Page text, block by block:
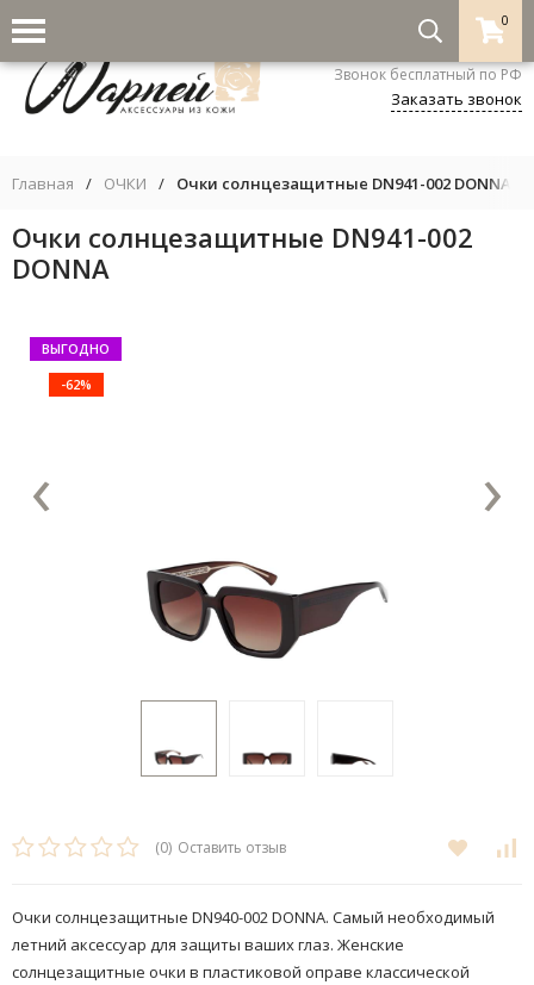
0
8-800-333-5530
Звонок бесплатный по РФ
Заказать звонок
Главная / ОЧКИ / Очки солнцезащитные DN941-002 DONNA
Очки солнцезащитные DN941-002
DONNA
ВЫГОДНО
-62%
‹ ›
(0) Оставить отзыв
Очки солнцезащитные DN940-002 DONNA. Самый необходимый
летний аксессуар для защиты ваших глаз. Женские
солнцезащитные очки в пластиковой оправе классической